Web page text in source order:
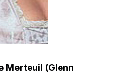
Merteuil (Glenn